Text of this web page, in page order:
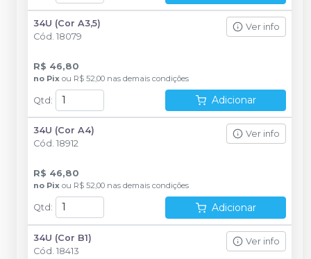
34U (Cor A3,5)
Cód. 18079
Ver info
R$ 46,80
no Pix ou R$ 52,00 nas demais condições
Qtd: Adicionar
34U (Cor A4)
Cód. 18912
Ver info
R$ 46,80
no Pix ou R$ 52,00 nas demais condições
Qtd : Adicionar
34U (Cor B1)
Cód. 18413
Ver info